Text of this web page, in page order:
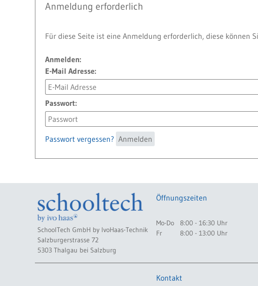
Anmeldung erforderlich
Für diese Seite ist eine Anmeldung erforderlich, diese können
Anmelden:
E-Mail Adresse:
Passwort:
Passwort vergessen? Anmelden
SchoolTech GmbH by IvoHaas-Technik
Salzburgerstrasse 72
5303 Thalgau bei Salzburg
Öffnungszeiten
Mo-Do
8:00 - 16:30 Uhr
Fr
8:00 - 13:00 Uhr
Kontakt